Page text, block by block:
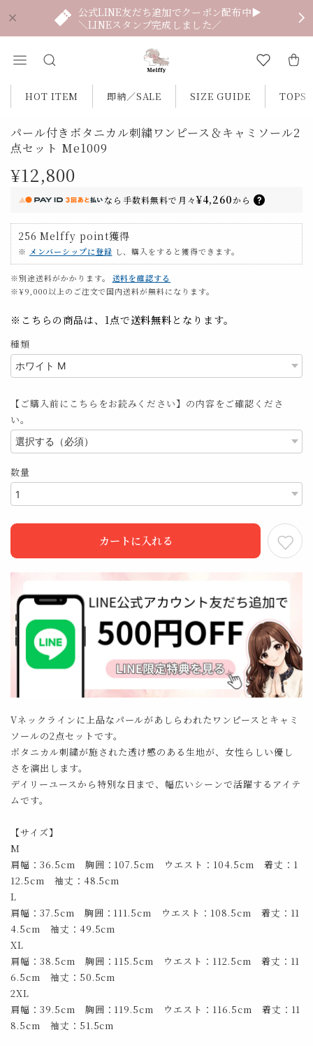
公式LINE友だち追加でクーポン配布中▶
＼LINEスタンプ完成しました／
HOT ITEM 即納／SALE SIZE GUIDE TOPS
パール付きボタニカル刺繍ワンピース＆キャミソール2
点セット Me1009
¥12,800
なら 手数料無料で 月々¥4,260から
256 Melffy point獲得
※ メンバーシップに登録 し、購入をすると獲得できます。
※別途送料がかかります。
送料を確認する
※¥9,000以上のご注文で国内送料が無料になります。
※こちらの商品は、1点で送料無料 となります。
種類
【ご購入前にこちらをお読みください】の内容をご確認くださ
い。
数量
カートに入れる
Vネックラインに上品なパールがあしらわれたワンピースとキャミ
ソールの2点セットです。
ボタニカル刺繍が施された透け感のある生地が、女性らしい優し
さを演出します。
デイリーユースから特別な日まで、幅広いシーンで活躍するアイテ
ムです。
【サイズ】
M
肩幅：36.5cm 胸囲：107.5cm ウエスト：104.5cm 着丈：1
12.5cm 袖丈：48.5cm
L
肩幅：37.5cm 胸囲：111.5cm ウエスト：108.5cm 着丈：11
4.5cm 袖丈：49.5cm
XL
肩幅：38.5cm 胸囲：115.5cm ウエスト：112.5cm 着丈：11
6.5cm 袖丈：50.5cm
2XL
肩幅：39.5cm 胸囲：119.5cm ウエスト：116.5cm 着丈：11
8.5cm 袖丈：51.5cm